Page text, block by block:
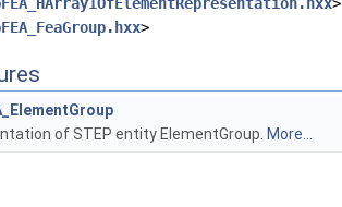
>
of STEP entity ElementGroup. More...